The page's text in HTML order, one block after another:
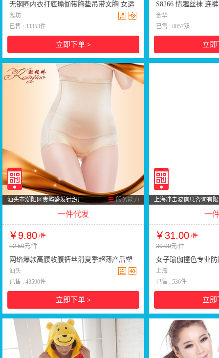
无钢圈内衣打底瑜伽带胸垫吊带文胸 女运
动内衣抹胸短款吊带内衣
潍坊
已售 : 33353件
立即下单 >
S8266 情趣丝袜 连
性感丝袜 5色
金华
已售 : 8857双
立
汕头市潮阳区贵屿盛发针织厂 服务能力
一件代发
￥9.80 /件
12.50元/件
网络爆款高腰收腹裤丝滑夏季超薄产后塑
身裤女收腰提臀束腰内裤女
汕头
已售 : 43590件
立即下单 >
上海冲击波信息咨询有
一
￥31.00 /件
39.00元/件
女子瑜伽撞色专业
布运动健身跑步交叉
上海
已售 : 536件
立